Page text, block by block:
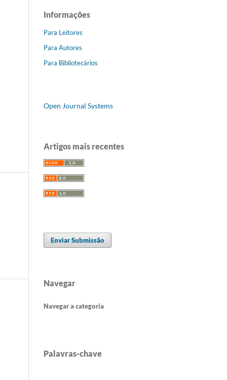
Informações
Para Leitores
Para Autores
Para Bibliotecários
Open Journal Systems
Artigos mais recentes
Enviar Submissão
Navegar
Navegar a categoria
Palavras-chave